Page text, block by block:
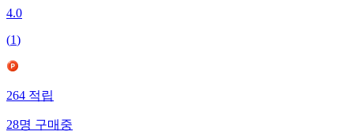
4.0
(1)
264적립
28명구매중